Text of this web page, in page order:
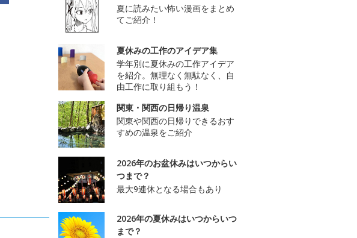
夏に読みたい怖い漫画をまとめ
てご紹介！
夏休みの工作のアイデア集
学年別に夏休みの工作アイデア
を紹介。無理なく無駄なく、自
由工作に取り組もう！
関東・関西の日帰り温泉
関東や関西の日帰りできるおす
すめの温泉をご紹介
2026年のお盆休みはいつからい
つまで？
最大9連休となる場合もあり
2026年の夏休みはいつからいつ
まで？